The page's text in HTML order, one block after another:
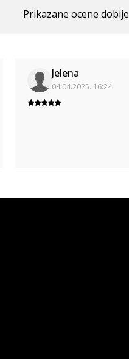
Prikazane ocene
Jelena
04.04.2025. 16:24